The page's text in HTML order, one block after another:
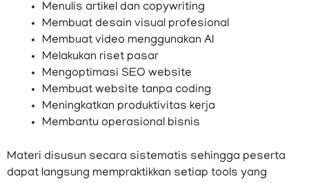
Menulis artikel dan copywriting
Membuat desain visual profesional
Membuat video menggunakan AI
Melakukan riset pasar
Mengoptimasi SEO website
Membuat website tanpa coding
Meningkatkan produktivitas kerja
Membantu operasional bisnis
Materi disusun secara sistematis sehingga peserta
dapat langsung mempraktikkan setiap tools yang